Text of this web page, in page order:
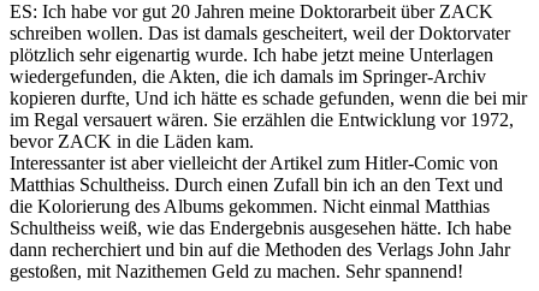
ES: Ich habe vor gut 20 Jahren meine Doktorarbeit über ZACK
schreiben wollen. Das ist damals gescheitert, weil der Doktorvater
plötzlich sehr eigenartig wurde. Ich habe jetzt meine Unterlagen
wiedergefunden, die Akten, die ich damals im Springer-Archiv
kopieren durfte, Und ich hätte es schade gefunden, wenn die bei mir
im Regal versauert wären. Sie erzählen die Entwicklung vor 1972,
bevor ZACK in die Läden kam.
Interessanter ist aber vielleicht der Artikel zum Hitler-Comic von
Matthias Schultheiss. Durch einen Zufall bin ich an den Text und
die Kolorierung des Albums gekommen. Nicht einmal Matthias
Schultheiss weiß, wie das Endergebnis ausgesehen hätte. Ich habe
dann recherchiert und bin auf die Methoden des Verlags John Jahr
gestoßen, mit Nazithemen Geld zu machen. Sehr spannend!